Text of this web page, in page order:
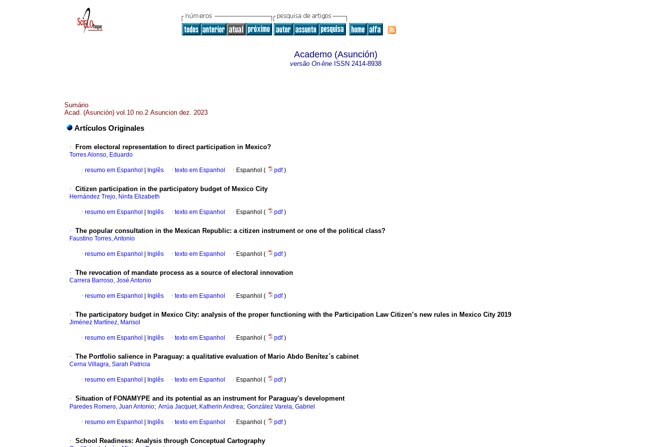
Academo (Asunción)
versão On-lineISSN 2414-8938
Sumário
Acad. (Asunción) vol.10 no.2 Asuncion dez. 2023
Artículos Originales
· From electoral representation to direct participation in Mexico?
Torres Alonso, Eduardo
· resumo em Espanhol Inglês · texto em Espanhol · Espanhol ( pdf)
· Citizen participation in the participatory budget of Mexico City
Hernández Trejo, Ninfa Elizabeth
· resumo em Espanhol Inglês · texto em Espanhol · Espanhol ( pdf)
· The popular consultation in the Mexican Republic: a citizen instrument or one of the political class?
Faustino Torres, Antonio
· resumo em Espanhol Inglês · texto em Espanhol · Espanhol ( pdf)
· The revocation of mandate process as a source of electoral innovation
Carrera Barroso, José Antonio
· resumo em Espanhol Inglês · texto em Espanhol · Espanhol ( pdf)
· The participatory budget in Mexico City: analysis of the proper functioning with the Participation Law Citizen’s new rules in Mexico City 2019
Jiménez Martínez, Marisol
· resumo em Espanhol Inglês · texto em Espanhol · Espanhol ( pdf)
· The Portfolio salience in Paraguay: a qualitative evaluation of Mario Abdo Benítez´s cabinet
Cerna Villagra, Sarah Patricia
· resumo em Espanhol Inglês · texto em Espanhol · Espanhol ( pdf)
· Situation of FONAMYPE and its potential as an instrument for Paraguay's development
Paredes Romero, Juan Antonio; Arrúa Jacquet, Katherin Andrea; González Varela, Gabriel
· resumo em Espanhol Inglês · texto em Espanhol · Espanhol ( pdf)
· School Readiness: Analysis through Conceptual Cartography